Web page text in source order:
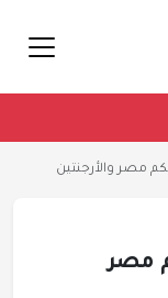
مصر والأرجنتين
مصر